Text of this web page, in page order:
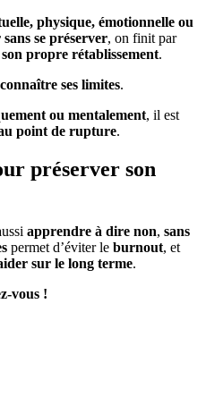
physique, émotionnelle ou
se préserver, on finit par
propre rétablissement.
ses limites.
ou mentalement, il est
point de rupture.
préserver son
apprendre à dire non, sans
permet d’éviter le burnout, et
sur le long terme.
vous !